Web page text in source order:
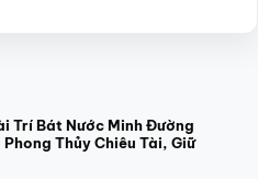
Trí Bát Nước Minh Đường
Thủy Chiêu Tài, Giữ